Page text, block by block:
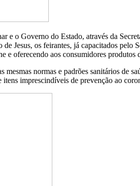
e o Governo do Estado, através da
Jesus, os feirantes, já capacitados pelo
oferecendo aos consumidores
normas e padrões sanitários de
imprescindíveis de prevenção ao